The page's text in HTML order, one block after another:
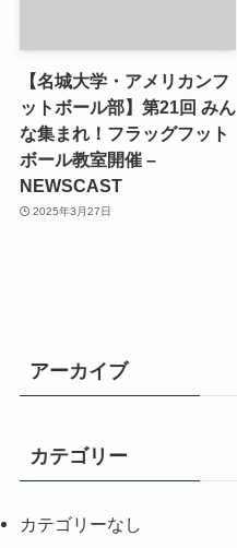
【名城大学・アメリカンフ
ットボール部】第21回 みん
な集まれ！フラッグフット
ボール教室開催 –
NEWSCAST
2025年3月27日
アーカイブ
カテゴリー
カテゴリーなし